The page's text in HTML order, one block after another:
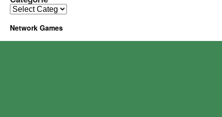
Network Games